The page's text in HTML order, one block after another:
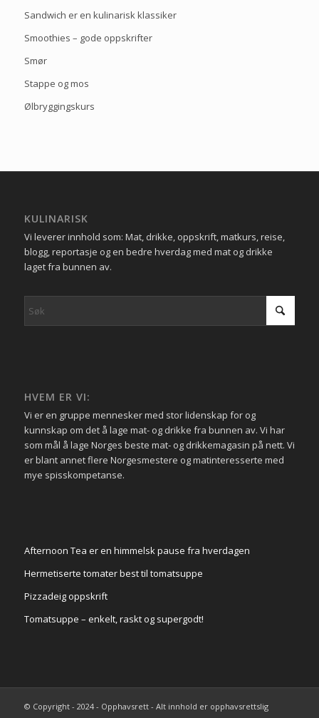
Sandwich er en kulinarisk klassiker
Smoothies – gode oppskrifter
Smør
Stappe og mos
Ølbryggingskurs
KULINARISK
Vi leverer innhold som: Mat, drikke, oppskrift, matkurs, reise,
blogg, reportasje og en bedre hverdag med mat og drikke
laget fra bunnen av.
HVEM ER VI:
Vi er en gruppe mennesker med stor lidenskap for og
kunnskap om det å lage mat- og drikke fra bunnen av. Vi har
som mål å lage Norges beste mat- og drikkemagasin på nett. Vi
er blant annet flere Norgesmestere og matinteresserte med
mye spisskompetanse.
Afternoon Tea er en himmelsk pause fra hverdagen
Hermetiserte tomater best til tomatsuppe
Pizzadeig oppskrift
Tomatsuppe – enkelt, raskt og supergodt!
© Copyright - 2024 - Opphavsrett - Alt innhold er opphavsrettslig